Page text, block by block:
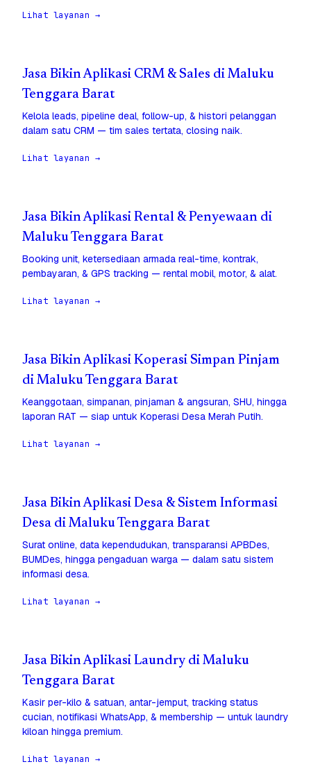
Lihat layanan →
Jasa Bikin Aplikasi CRM & Sales di Maluku
Tenggara Barat
Kelola leads, pipeline deal, follow-up, & histori pelanggan
dalam satu CRM — tim sales tertata, closing naik.
Lihat layanan →
Jasa Bikin Aplikasi Rental & Penyewaan di
Maluku Tenggara Barat
Booking unit, ketersediaan armada real-time, kontrak,
pembayaran, & GPS tracking — rental mobil, motor, & alat.
Lihat layanan →
Jasa Bikin Aplikasi Koperasi Simpan Pinjam
di Maluku Tenggara Barat
Keanggotaan, simpanan, pinjaman & angsuran, SHU, hingga
laporan RAT — siap untuk Koperasi Desa Merah Putih.
Lihat layanan →
Jasa Bikin Aplikasi Desa & Sistem Informasi
Desa di Maluku Tenggara Barat
Surat online, data kependudukan, transparansi APBDes,
BUMDes, hingga pengaduan warga — dalam satu sistem
informasi desa.
Lihat layanan →
Jasa Bikin Aplikasi Laundry di Maluku
Tenggara Barat
Kasir per-kilo & satuan, antar-jemput, tracking status
cucian, notifikasi WhatsApp, & membership — untuk laundry
kiloan hingga premium.
Lihat layanan →